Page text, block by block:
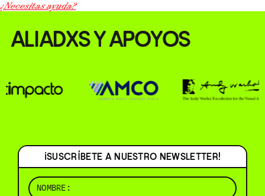
¿Necesitas ayuda?
ALIADXS Y APOYOS
¡SUSCRÍBETE A NUESTRO NEWSLETTER!